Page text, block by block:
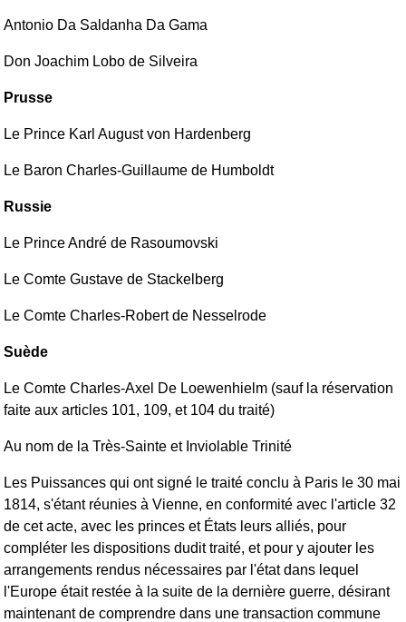
Antonio Da Saldanha Da Gama
Don Joachim Lobo de Silveira
Prusse
Le Prince Karl August von Hardenberg
Le Baron Charles-Guillaume de Humboldt
Russie
Le Prince André de Rasoumovski
Le Comte Gustave de Stackelberg
Le Comte Charles-Robert de Nesselrode
Suède
Le Comte Charles-Axel De Loewenhielm (sauf la réservation
faite aux articles 101, 109, et 104 du traité)
Au nom de la Très-Sainte et Inviolable Trinité
Les Puissances qui ont signé le traité conclu à Paris le 30 mai
1814, s'étant réunies à Vienne, en conformité avec l'article 32
de cet acte, avec les princes et États leurs alliés, pour
compléter les dispositions dudit traité, et pour y ajouter les
arrangements rendus nécessaires par l'état dans lequel
l'Europe était restée à la suite de la dernière guerre, désirant
maintenant de comprendre dans une transaction commune